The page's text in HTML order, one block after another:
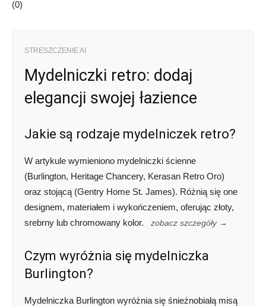
(0)
STRESZCZENIE AI
Mydelniczki retro: dodaj
elegancji swojej łazience
Jakie są rodzaje mydelniczek retro?
W artykule wymieniono mydelniczki ścienne
(Burlington, Heritage Chancery, Kerasan Retro Oro)
oraz stojącą (Gentry Home St. James). Różnią się one
designem, materiałem i wykończeniem, oferując złoty,
srebrny lub chromowany kolor.
zobacz szczegóły →
Czym wyróżnia się mydelniczka
Burlington?
Mydelniczka Burlington wyróżnia się śnieżnobiałą misą